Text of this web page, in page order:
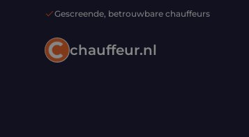
Gescreende, betrouwbare chauffeurs
chauffeur.nl